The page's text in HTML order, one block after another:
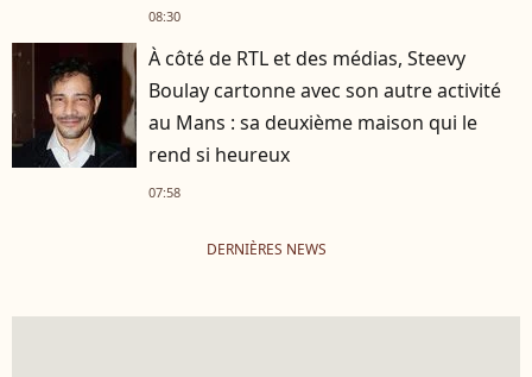
08:30
À côté de RTL et des médias, Steevy
Boulay cartonne avec son autre activité
au Mans : sa deuxième maison qui le
rend si heureux
07:58
DERNIÈRES NEWS